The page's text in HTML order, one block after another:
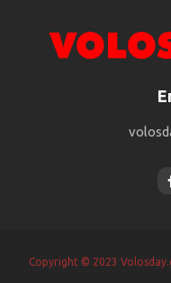
Copyright © 2023